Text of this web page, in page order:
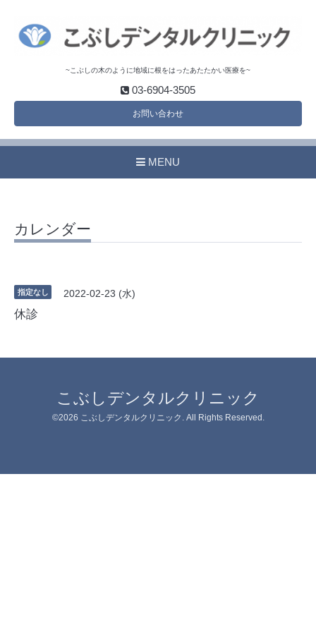
~こぶしの木のように地域に根をはったあたたかい医療を~
03-6904-3505
お問い合わせ
MENU
カレンダー
指定なし 2022-02-23 (水)
休診
こぶしデンタルクリニック
©2026 こぶしデンタルクリニック . All Rights Reserved.